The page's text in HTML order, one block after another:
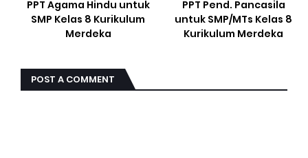
PPT Agama Hindu untuk
SMP Kelas 8 Kurikulum
Merdeka
PPT Pend. Pancasila
untuk SMP/MTs Kelas 8
Kurikulum Merdeka
POST A COMMENT